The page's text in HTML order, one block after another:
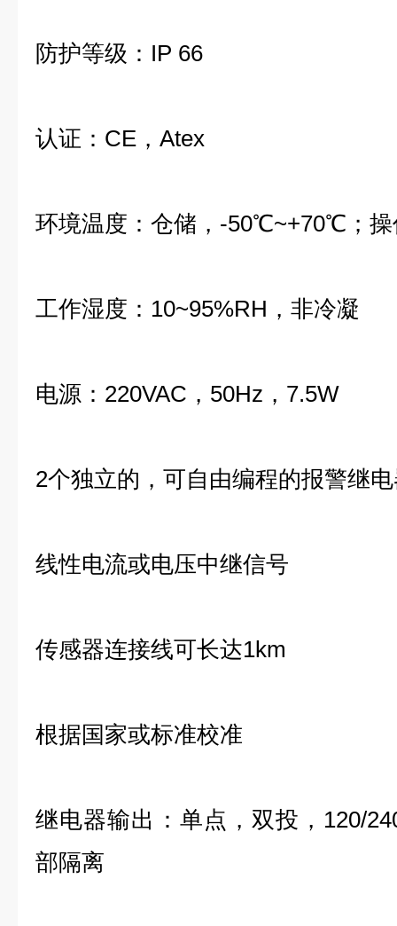
防护等级：IP 66
认证：CE，Atex
环境温度：仓储，-50℃~+70℃；
工作湿度：10~95%RH，非冷凝
电源：220VAC，50Hz，7.5W
2个独立的，可自由编程的报警继
线性电流或电压中继信号
传感器连接线可长达1km
根据国家或标准校准
继电器输出：单点，双投，120/
部隔离